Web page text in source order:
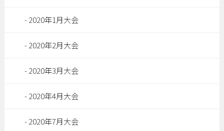
2020年1月大会
2020年2月大会
2020年3月大会
2020年4月大会
2020年7月大会